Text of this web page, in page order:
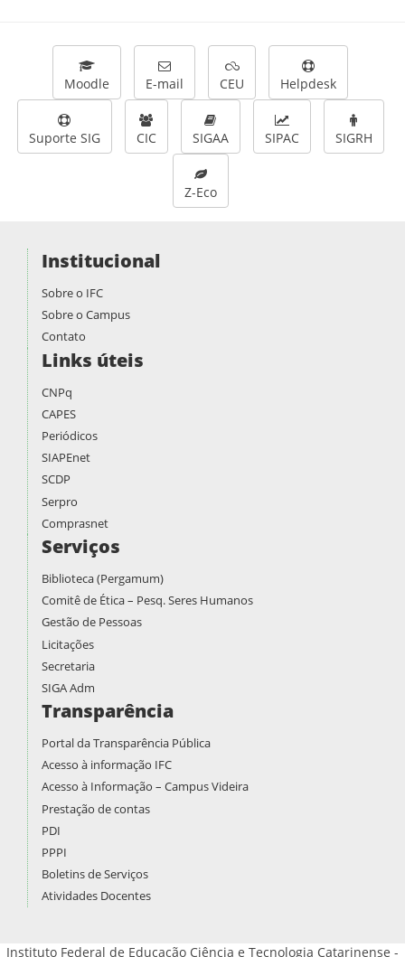
Moodle E-mail CEU Helpdesk
Suporte SIG CIC SIGAA SIPAC SIGRH
Z-Eco
Institucional
Sobre o IFC
Sobre o Campus
Contato
Links úteis
CNPq
CAPES
Periódicos
SIAPEnet
SCDP
Serpro
Comprasnet
Serviços
Biblioteca (Pergamum)
Comitê de Ética – Pesq. Seres Humanos
Gestão de Pessoas
Licitações
Secretaria
SIGA Adm
Transparência
Portal da Transparência Pública
Acesso à informação IFC
Acesso à Informação – Campus Videira
Prestação de contas
PDI
PPPI
Boletins de Serviços
Atividades Docentes
Instituto Federal de Educação Ciência e Tecnologia Catarinense -